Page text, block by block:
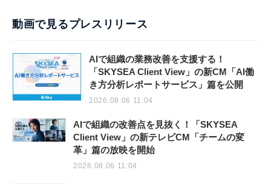
動画で見るプレスリリース
AIで組織の業務改善を支援する！
「SKYSEA Client View」の新CM「AI働
き方分析レポートサービス」篇を公開
2026.08.06 11:04
AIで組織の改善点を見抜く！「SKYSEA
Client View」の新テレビCM「チームの変
革」篇の放映を開始
2026.08.06 11:04